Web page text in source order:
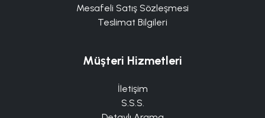
Mesafeli Satış Sözleşmesi
Teslimat Bilgileri
Müşteri Hizmetleri
İletişim
S.S.S.